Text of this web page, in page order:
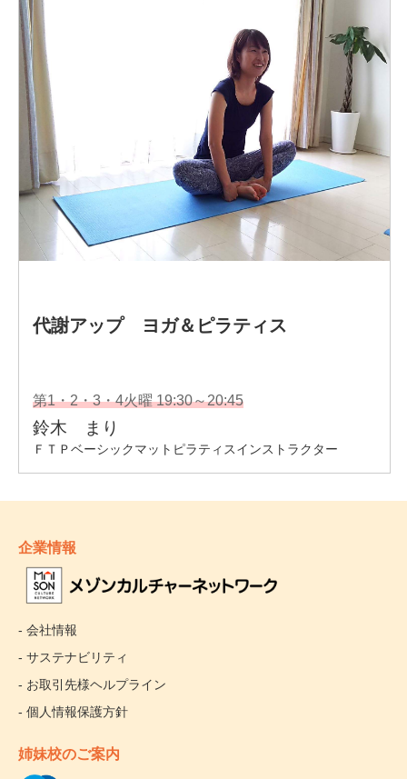
企業情報
- 会社情報
- サステナビリティ
- お取引先様ヘルプライン
- 個人情報保護方針
姉妹校のご案内